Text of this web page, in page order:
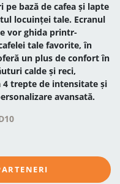
bază de cafea și lapte
locuinței tale. Ecranul
vor ghida printr-
tale favorite, în
un plus de confort în
calde și reci,
4 trepte de intensitate și
avansată.